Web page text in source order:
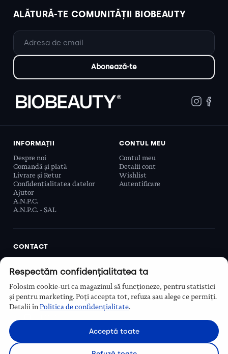
ALĂTURĂ-TE COMUNITĂȚII BIOBEAUTY
INFORMAȚII
Despre noi
Comandă și plată
Livrare și Retur
Confidențialitatea datelor
Ajutor
A.N.P.C.
A.N.P.C. - SAL
CONTUL MEU
Contul meu
Detalii cont
Wishlist
Autentificare
CONTACT
Sector 6, București, România
Program
Luni–Vineri, 9:00 – 16:00
Respectăm confidențialitatea ta
Folosim cookie-uri ca magazinul să funcționeze, pentru statistici
și pentru marketing. Poți accepta tot, refuza sau alege ce permiți.
Detalii înPolitica de confidențialitate.
Acceptă toate